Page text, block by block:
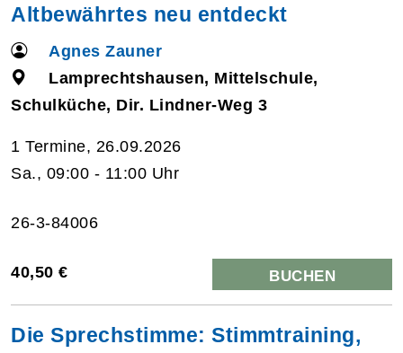
Altbewährtes neu entdeckt
Agnes Zauner
Lamprechtshausen, Mittelschule,
Schulküche, Dir. Lindner-Weg 3
1 Termine, 26.09.2026
Sa., 09:00 - 11:00 Uhr
26-3-84006
40,50 € BUCHEN
Die Sprechstimme: Stimmtraining,